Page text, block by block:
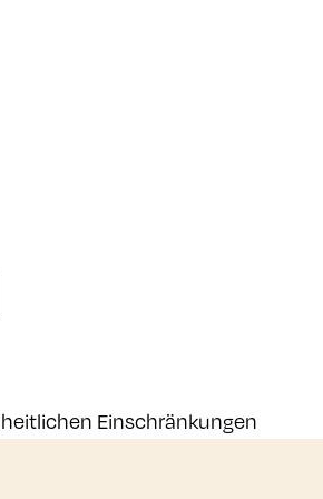
Einschränkungen